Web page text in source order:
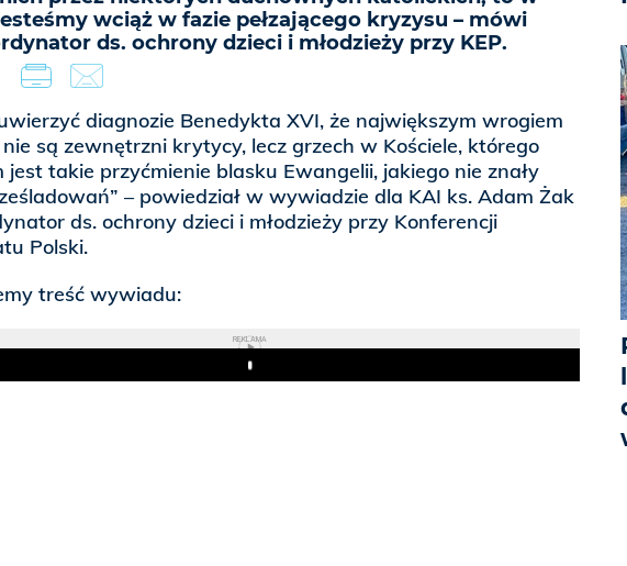
wciąż w fazie pełzającego kryzysu – mówi
ds. ochrony dzieci i młodzieży przy KEP.
diagnozie Benedykta XVI, że największym wrogiem
nie są zewnętrzni krytycy, lecz grzech w Kościele, którego
jest takie przyćmienie blasku Ewangelii, jakiego nie znały
– powiedział w wywiadzie dla KAI ks. Adam Żak
ds. ochrony dzieci i młodzieży przy Konferencji
Polski.
treść wywiadu:
REKLAMA
Play